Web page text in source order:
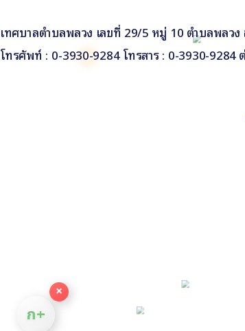
เทศบาลตำบลพลวง เลขที่ 29/5 หมู่ 10 ตำบลพลว
โทรศัพท์ : 0-3930-9284 โทรสาร : 0-3930-
×
ก+